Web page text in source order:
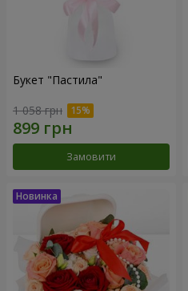
Букет "Пастила"
1 058 грн
Замовити